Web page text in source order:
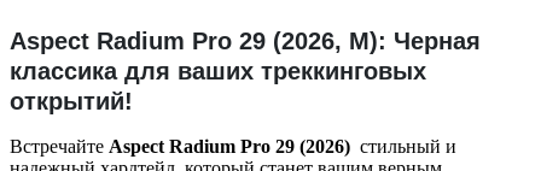
Aspect Radium Pro 29 (2026, M): Черная
классика для ваших треккинговых
открытий!
Встречайте Aspect Radium Pro 29 (2026) стильный и